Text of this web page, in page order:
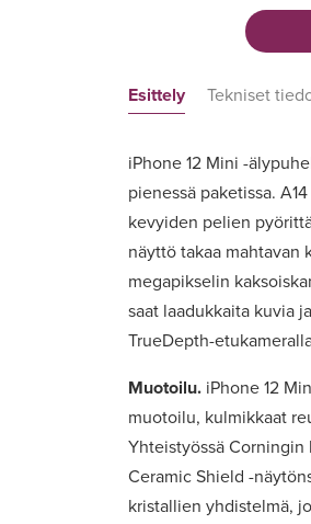
Esittely Tekniset
iPhone 12 Mini -
pienessä paketissa.
kevyiden pelien
näyttö takaa mahtavan
megapikselin
saat laadukkaita kuvia
TrueDepth-
Muotoilu. iPhone 12
muotoilu, kulmikkaat
Yhteistyössä
Ceramic Shield -
kristallien yhdistelmä,